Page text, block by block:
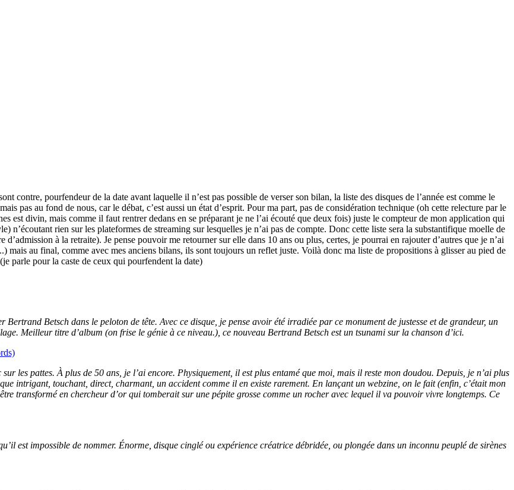
contre, pourfendeur de la date avant laquelle il n’est pas possible de verser son bilan, la liste des disques de l’année est comme le
pas au fond de nous, car le débat, c’est aussi un état d’esprit. Pour ma part, pas de considération technique (oh cette relecture par le
est divin, mais comme il faut rentrer dedans en se préparant je ne l’ai écouté que deux fois) juste le compteur de mon application qui
n’écoutant rien sur les plateformes de streaming sur lesquelles je n’ai pas de compte. Donc cette liste sera la substantifique moelle de
à la retraite). Je pense pouvoir me retourner sur elle dans 10 ans ou plus, certes, je pourrai en rajouter d’autres que je n’ai
mais au final, comme avec mes anciens bilans, ils sont toujours un reflet juste. Voilà donc ma liste de propositions à glisser au pied de
parle pour la caste de ceux qui pourfendent la date)
Bertrand Betsch dans le peloton de tête. Avec ce disque, je pense avoir été irradiée par ce monument de justesse et de grandeur, un
Meilleur titre d’album (on frise le génie à ce niveau.), ce nouveau Bertrand Betsch est un tsunami sur la chanson d’ici.
les pattes. À plus de 50 ans, je l’ai encore. Physiquement, il est plus entamé que moi, mais il reste mon doudou. Depuis, je n’ai plus
intrigant, touchant, direct, charmant, un accident comme il en existe rarement. En lançant un webzine, on le fait (enfin, c’était mon
transformé en chercheur d’or qui tomberait sur une pépite grosse comme un rocher avec lequel il va pouvoir vivre longtemps. Ce
est impossible de nommer. Énorme, disque cinglé ou expérience créatrice débridée, ou plongée dans un inconnu peuplé de sirènes